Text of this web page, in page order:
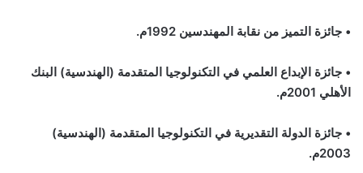
• جائزة التميز من نقابة المهندسين 1992م.
• جائزة الإبداع العلمي في التكنولوجيا المتقدمة (الهندسية) البنك
الأهلي 2001م.
• جائزة الدولة التقديرية في التكنولوجيا المتقدمة (الهندسية)
2003م.